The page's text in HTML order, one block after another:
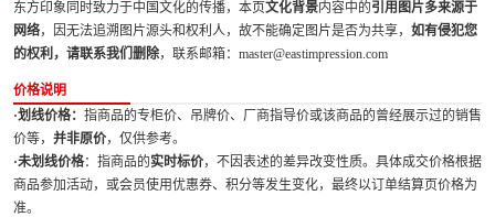
东方印象同时致力于中国文化的传播，本页文化背景内容中的引用图片多来源于
网络，因无法追溯图片源头和权利人，故不能确定图片是否为共享， 如有侵犯您
的权利，请联系我们删除，联系邮箱：master@eastimpression.com
价格说明
·划线价格： 指商品的专柜价、吊牌价、厂商指导价或该商品的曾经展示过的销售
价等， 并非原价，仅供参考。
·未划线价格：指商品的实时标价，不因表述的差异改变性质。具体成交价格根据
商品参加活动，或会员使用优惠券、积分等发生变化，最终以订单结算页价格为
准。